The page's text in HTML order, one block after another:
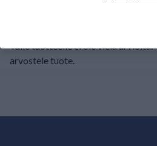
Tälle tuotteelle ei ole vielä arvioita.
arvostele tuote.